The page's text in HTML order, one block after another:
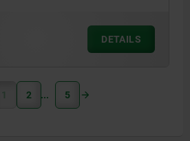
DETAILS
1 2 5